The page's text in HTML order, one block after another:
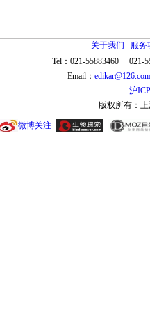
关于我们
服务
Tel：021-55883460 021-
Email： edikar@126.com
沪
版权所有：
微博关注